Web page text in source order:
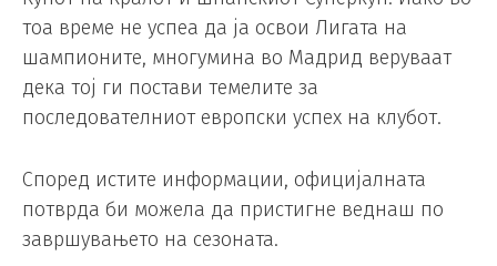
тоа време не успеа да ја освои Лигата на
шампионите, многумина во Мадрид веруваат
дека тој ги постави темелите за
последователниот европски успех на клубот.
Според истите информации, официјалната
потврда би можела да пристигне веднаш по
завршувањето на сезоната.